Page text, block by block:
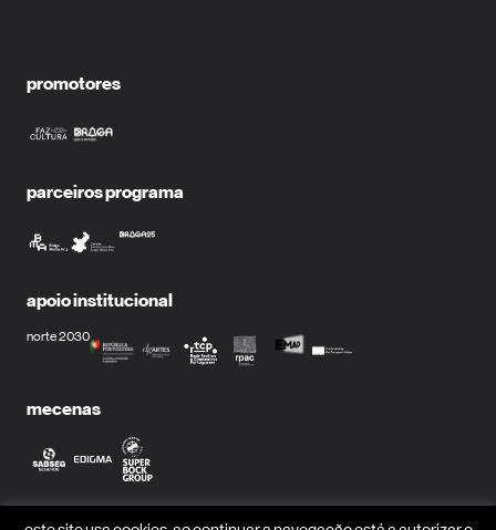
promotores
parceiros programa
apoio institucional
norte 2030
mecenas